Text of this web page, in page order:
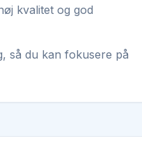
kvalitet og god
så du kan fokusere på